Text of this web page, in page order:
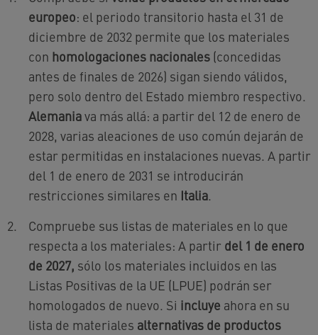
europeo: el periodo transitorio hasta el 31 de
diciembre de 2032 permite que los materiales
con homologaciones nacionales (concedidas
antes de finales de 2026) sigan siendo válidos,
pero solo dentro del Estado miembro respectivo.
Alemaniava más allá: a partir del 12 de enero de
2028, varias aleaciones de uso común dejarán de
estar permitidas en instalaciones nuevas. A partir
del 1 de enero de 2031 se introducirán
restricciones similares en Italia.
Compruebe sus listas de materiales en lo que
respecta a los materiales: A partir del 1 de enero
de 2027, sólo los materiales incluidos en las
Listas Positivas de la UE (LPUE) podrán ser
homologados de nuevo. Si incluye ahora en su
lista de materiales alternativas de productos